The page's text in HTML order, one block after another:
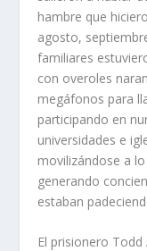
hambre que
agosto,
familiares
con overoles
megáfonos para
participando en
universidades e
movilizándose a
generando
estaban
El prisionero